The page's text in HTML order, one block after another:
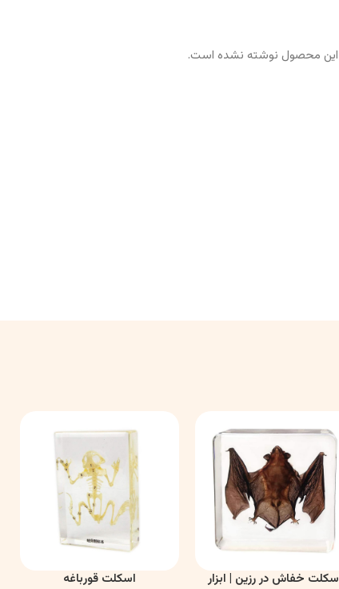
این محصول نوشته نشده است.
بیشتر
خفاش در رزین | ابزار
اطلاعات بیشتراسکلت قورباغه